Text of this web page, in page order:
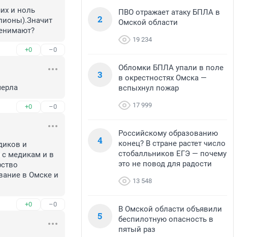
и ноль
+0 –0
+0 –0
и
с медикам и в
в Омске и
+0 –0
2
ПВО отражает атаку БПЛА в
Омской области
19 234
3
Обломки БПЛА упали в поле
в окрестностях Омска —
вспыхнул пожар
17 999
4
Российскому образованию
конец? В стране растет число
стобалльников ЕГЭ — почему
это не повод для радости
13 548
5
В Омской области объявили
беспилотную опасность в
пятый раз